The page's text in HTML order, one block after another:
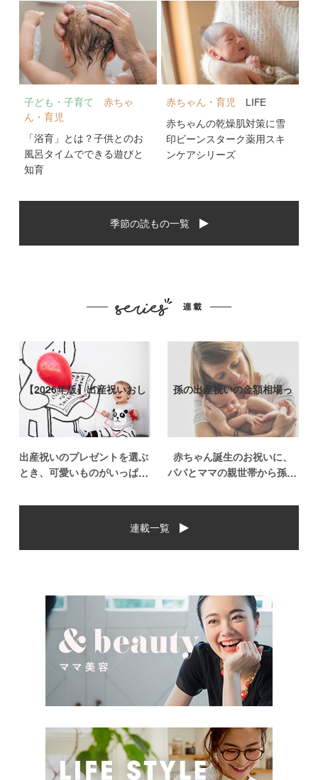
子ども・子育て
赤ちゃ
ん・育児
「浴育」とは？子供とのお
風呂タイムでできる遊びと
知育
赤ちゃん・育児
LIFE
赤ちゃんの乾燥肌対策に雪
印ビーンスターク薬用スキ
ンケアシリーズ
季節の読もの一覧
【2026年版】出産祝いおし
ゃれなプ…
出産祝いのプレゼントを選ぶ
とき、可愛いものがいっぱい
の気持ちを込めて贈るものだ
いし、たくさん使ってもらえ
るものをプレゼントしたい。
孫の出産祝いの金額相場っ
て？出産祝い…
赤ちゃん誕生のお祝いに、
パパとママの親世帯から孫誕
た場合、今現在のお祝いの相
んなものなのでしょうか。ま
た、出産祝いに関して気をつ
連載一覧